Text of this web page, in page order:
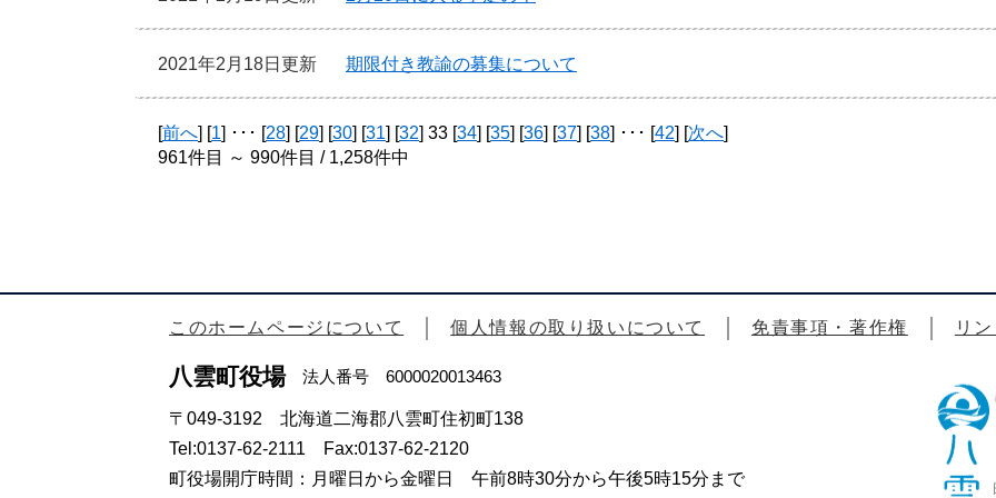
2021年2月18日更新 期限付き教諭の募集について
[前へ] [1] ･･･ [28] [29] [30] [31] [32] 33 [34] [35] [36] [37] [38] ･･･ [42] [次へ]
961件目 ～ 990件目 / 1,258件中
このホームページについて 個人情報の取り扱いについて 免責事項・著作権 リ
八雲町役場法人番号 6000020013463
〒049-3192 北海道二海郡八雲町住初町138
Tel:0137-62-2111 Fax:0137-62-2120
町役場開庁時間：月曜日から金曜日 午前8時30分から午後5時15分まで